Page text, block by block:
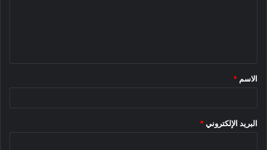
*
الاسم *
البريد الإلكتروني *